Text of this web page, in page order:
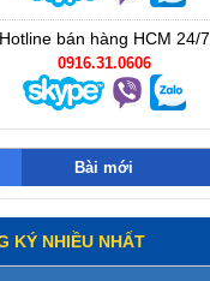
Hotline bán hàng HCM 24/7
0916.31.0606
Bài mới
KÝ NHIỀU NHẤT